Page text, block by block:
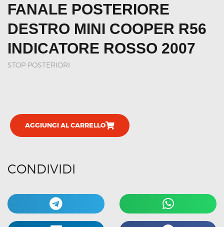
FANALE POSTERIORE
DESTRO MINI COOPER R56
INDICATORE ROSSO 2007
STOP POSTERIORI
AGGIUNGI AL CARRELLO
CONDIVIDI